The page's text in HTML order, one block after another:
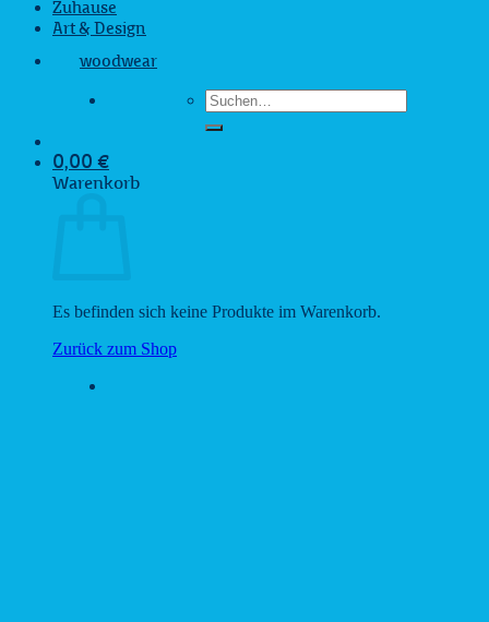
Zuhause
Art & Design
woodwear
Suchen
nach:
0,00 €
Warenkorb
Es befinden sich keine Produkte im Warenkorb.
Zurück zum Shop